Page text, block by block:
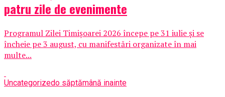
patru zile de evenimente
Programul Zilei Timișoarei 2026 începe pe 31 iulie și se
încheie pe 3 august, cu manifestări organizate în mai
multe...
Uncategorizedo săptămână inainte